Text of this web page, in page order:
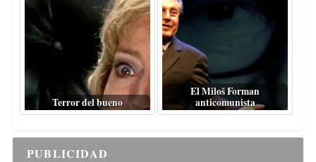
Terror del bueno
El Miloš Forman
anticomunista
PUBLICIDAD